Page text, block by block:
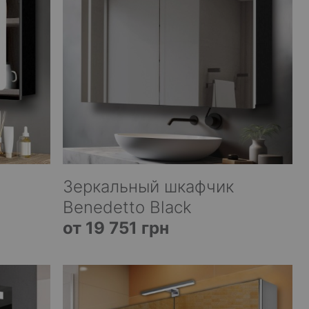
Зеркальный шкафчик
Benedetto Black
от 19 751 грн